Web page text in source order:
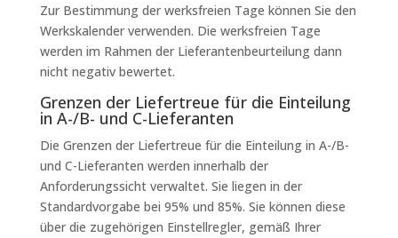
Zur Bestimmung der werksfreien Tage können Sie den
Werkskalender verwenden. Die werksfreien Tage
werden im Rahmen der Lieferantenbeurteilung dann
nicht negativ bewertet.
Grenzen der Liefertreue für die Einteilung
in A-/B- und C-Lieferanten
Die Grenzen der Liefertreue für die Einteilung in A-/B-
und C-Lieferanten werden innerhalb der
Anforderungssicht verwaltet. Sie liegen in der
Standardvorgabe bei 95% und 85%. Sie können diese
über die zugehörigen Einstellregler, gemäß Ihrer